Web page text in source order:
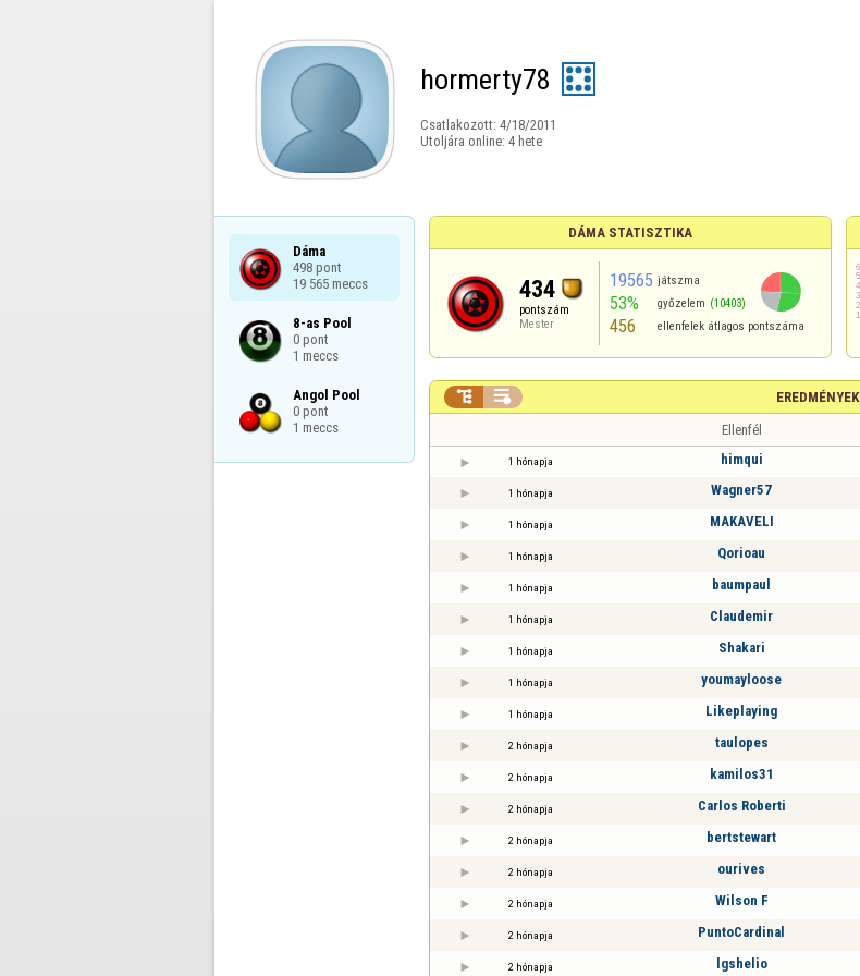
hormerty78
Csatlakozott: 4/18/2011
Utoljára online: 4 hete
Dáma
498 pont
19 565 meccs
8-as Pool
0 pont
1 meccs
Angol Pool
0 pont
1 meccs
DÁMA STATISZTIKA
434
pontszám
Mester
19565 játszma
53% győzelem (10403)
456 ellenfelek átlagos pontszáma
EREDMÉNYEK
 
Ellenfél
1 hónapja himqui
1 hónapja Wagner57
1 hónapja MAKAVELI
1 hónapja Qorioau
1 hónapja baumpaul
1 hónapja Claudemir
1 hónapja Shakari
1 hónapja youmayloose
1 hónapja Likeplaying
2 hónapja taulopes
2 hónapja kamilos31
2 hónapja Carlos Roberti
2 hónapja bertstewart
2 hónapja ourives
2 hónapja Wilson F
2 hónapja PuntoCardinal
2 hónapja lgshelio